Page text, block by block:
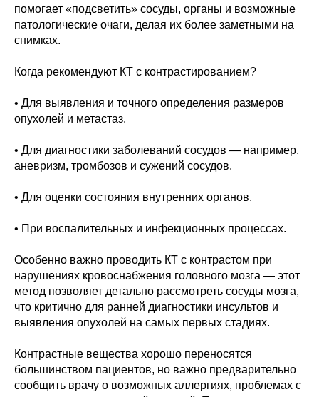
помогает «подсветить» сосуды, органы и возможные
патологические очаги, делая их более заметными на
снимках.
Когда рекомендуют КТ с контрастированием?
• Для выявления и точного определения размеров
опухолей и метастаз.
• Для диагностики заболеваний сосудов — например,
аневризм, тромбозов и сужений сосудов.
• Для оценки состояния внутренних органов.
• При воспалительных и инфекционных процессах.
Особенно важно проводить КТ с контрастом при
нарушениях кровоснабжения головного мозга — этот
метод позволяет детально рассмотреть сосуды мозга,
что критично для ранней диагностики инсультов и
выявления опухолей на самых первых стадиях.
Контрастные вещества хорошо переносятся
большинством пациентов, но важно предварительно
сообщить врачу о возможных аллергиях, проблемах с